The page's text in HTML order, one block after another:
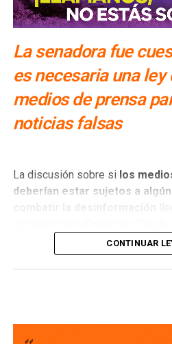
La senadora fue
es necesaria una
medios de prensa
noticias falsas
La discusión sobre si los
deberían estar sujetos a
presidenta hizo un llamado a
periodismo actúen con ética y
desinformación sin convertir
CONTINUAR